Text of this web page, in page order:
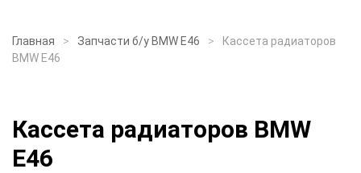
Главная Запчасти б/у BMW E46
Кассета радиаторов
BMW E46
Кассета радиаторов BMW
E46